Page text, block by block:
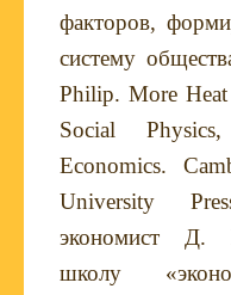
факторов,
систему
Philip. More
Social
Economics.
University
экономист
Д.
школу «